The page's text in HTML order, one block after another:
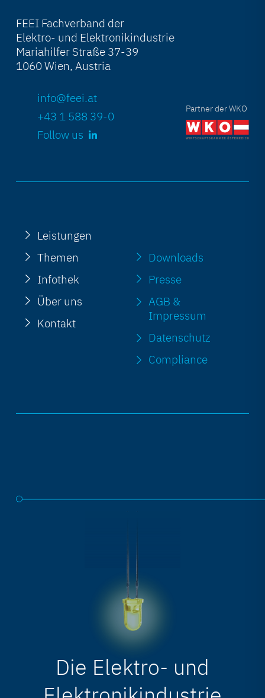
FEEI Fachverband der
Elektro- und Elektronikindustrie
Mariahilfer Straße 37-39
1060 Wien, Austria
info@feei.at
+43 1 588 39-0
Follow us
Leistungen
Themen
Infothek
Über uns
Kontakt
Partner der WKO
Downloads
Presse
AGB &
Impressum
Datenschutz
Compliance
Die Elektro- und